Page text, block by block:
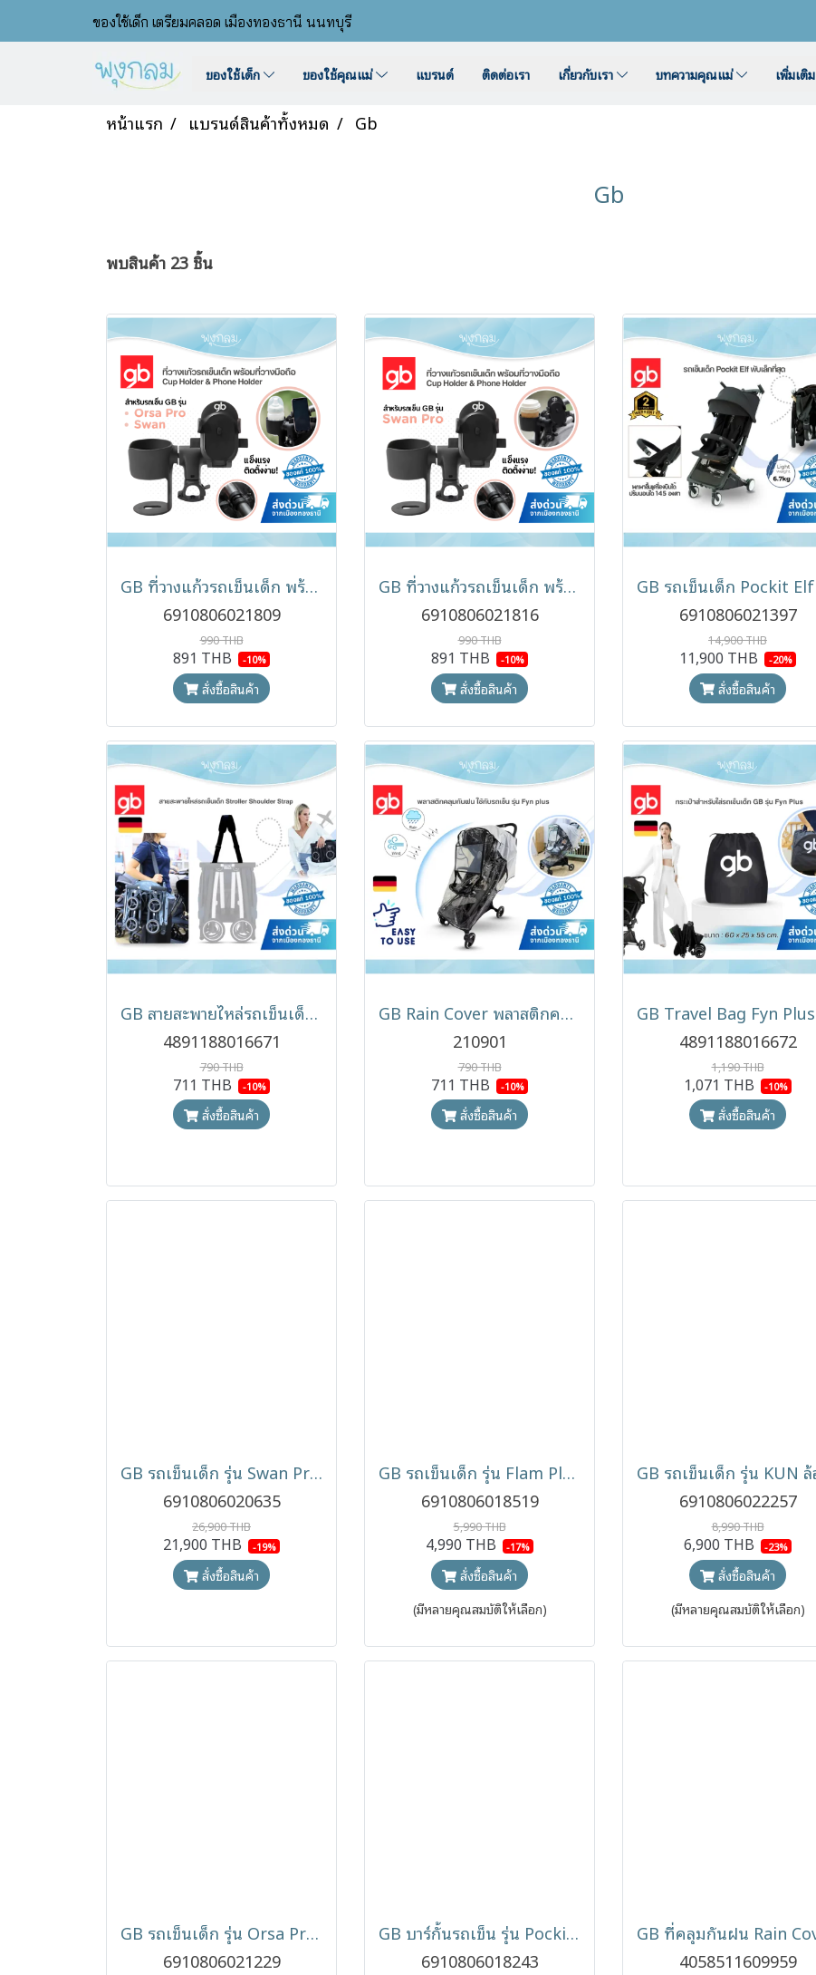
ของใช้เด็ก เตรียมคลอด เมืองทองธานี นนทบุรี
ของใช้เด็ก ของใช้คุณแม่ แบรนด์ ติดต่อเรา เกี่ยวกับเรา บทความคุณแม่ เพิ่มเติม
หน้าแรก แบรนด์สินค้าทั้งหมด Gb
Gb
พบสินค้า 23 ชิ้น
GB ที่วางแก้วรถเข็นเด็ก พร้อมที่วางมือถือ Cup Holder & Phone Holder สำหรับรถเข็น GB รุ่น Orsa Pro และ รุ่นSwan
6910806021809
990 THB
891 THB -10%
สั่งซื้อสินค้า
GB ที่วางแก้วรถเข็นเด็ก พร้อมที่วางมือถือ Cup Holder & Phone Holder สำหรับรถเข็น GB รุ่น Swan Pro
6910806021816
990 THB
891 THB -10%
สั่งซื้อสินค้า
6910806021397
14,900 THB
11,900 THB -20%
สั่งซื้อสินค้า
GB สายสะพายไหล่รถเข็นเด็ก Stroller Shoulder Strap
4891188016671
790 THB
711 THB -10%
สั่งซื้อสินค้า
GB Rain Cover พลาสติกคลุมกันฝน สำหรับรถเข็น Fyn Plus
210901
790 THB
711 THB -10%
สั่งซื้อสินค้า
4891188016672
1,190 THB
1,071 THB -10%
สั่งซื้อสินค้า
GB รถเข็นเด็ก รุ่น Swan Pro โครงคาร์บอนไฟเบอร์ เข็นได้ 2 ทิศทาง
6910806020635
26,900 THB
21,900 THB -19%
สั่งซื้อสินค้า
GB รถเข็นเด็ก รุ่น Flam Plus พับเล็กขึ้นเครื่องบิน สำหรับเด็ก 6 เดือนขึ้นไป
6910806018519
5,990 THB
4,990 THB -17%
สั่งซื้อสินค้า
(มีหลายคุณสมบัติให้เลือก)
6910806022257
8,990 THB
6,900 THB -23%
สั่งซื้อสินค้า
(มีหลายคุณสมบัติให้เลือก)
GB รถเข็นเด็ก รุ่น Orsa Pro ปรับเข็นได้ 2 ด้าน พร้อมเบรกมือ ใช้ได้ตั้งแต่แรกเกิด
6910806021229
GB บาร์กั้นรถเข็น รุ่น Pockit+ All-City Bumper Bar
6910806018243
4058511609959